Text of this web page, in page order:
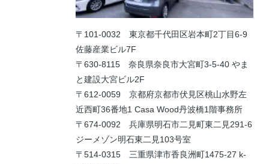
〒101-0032 東京都千代田区岩本町2丁目6-9
佐藤産業ビル7F
〒630-8115 奈良県奈良市大宮町3-5-40 やま
と建設大宮ビル2F
〒612-0059 京都府京都市伏見区桃山水野左
近西町36番地1 Casa Wood丹波橋1階事務所
〒674-0092 兵庫県明石市二見町東二見291-6
ジーメゾン明石東二見103号室
〒514-0315 三重県津市香良洲町1475-27 k-